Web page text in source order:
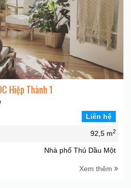
Hiệp Thành 1
Liên hệ
92,5 m2
Nhà phố Thủ Dầu Một
Xem thêm